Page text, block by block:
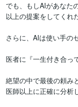
でも、もしAIがあなた
以上の提案をしてくれ
さらに、AIは使い手の
医者に『一生付き合っ
絶望の中で最後の頼み
医師以上に正確に分析